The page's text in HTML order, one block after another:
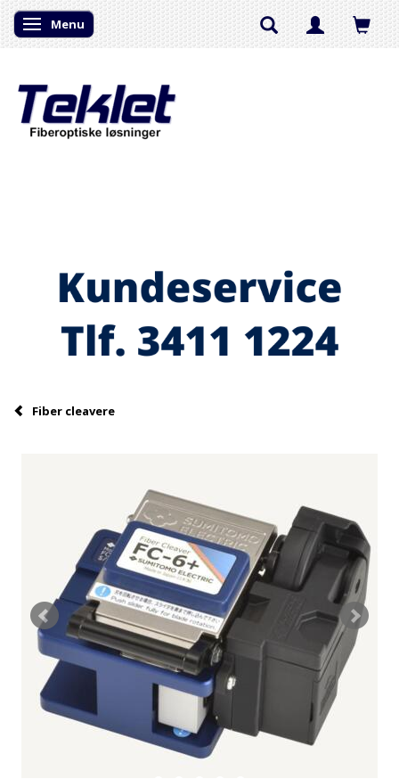
Skifte navigation
Menu
Fiber cleavere